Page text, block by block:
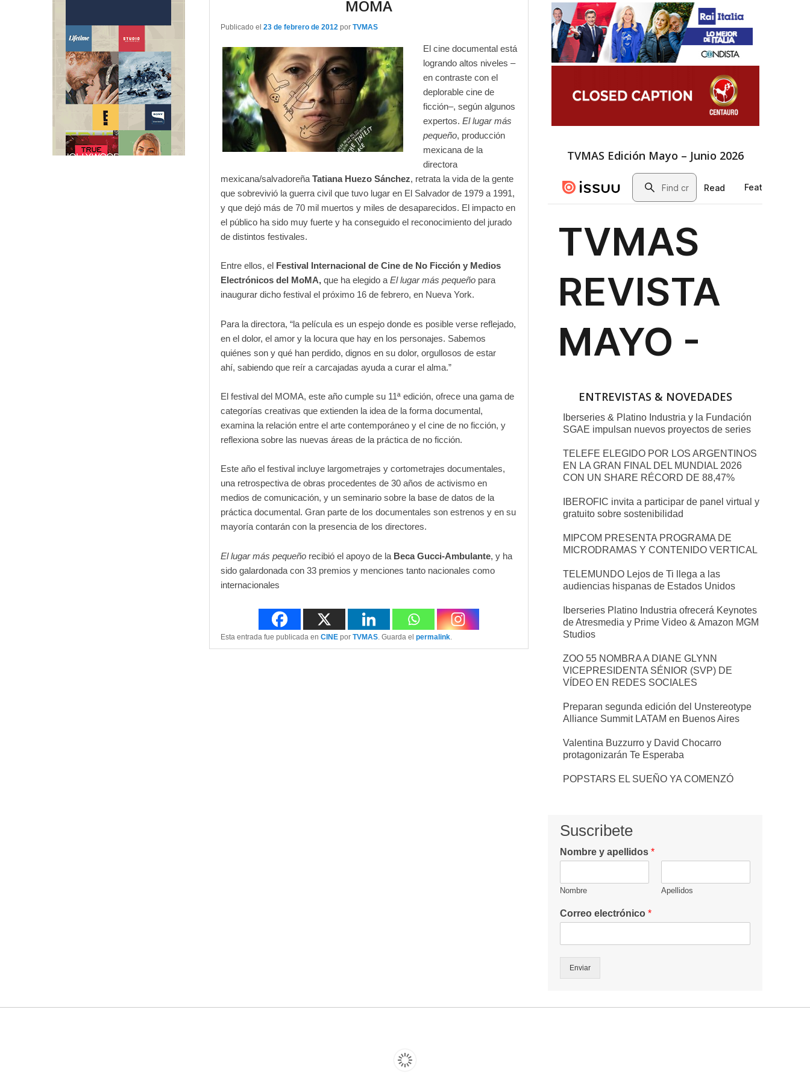
MOMA
Publicado el 23 de febrero de 2012 por TVMAS
El cine documental está
logrando altos niveles –
en contraste con el
deplorable cine de
ficción–, según algunos
expertos. El lugar más
pequeño, producción
mexicana de la
directora
mexicana/salvadoreña Tatiana Huezo Sánchez, retrata la vida de la gente
que sobrevivió la guerra civil que tuvo lugar en El Salvador de 1979 a 1991,
y que dejó más de 70 mil muertos y miles de desaparecidos. El impacto en
el público ha sido muy fuerte y ha conseguido el reconocimiento del jurado
de distintos festivales.
Entre ellos, el Festival Internacional de Cine de No Ficción y Medios
Electrónicos del MoMA, que ha elegido aEl lugar más pequeño para
inaugurar dicho festival el próximo 16 de febrero, en Nueva York.
Para la directora, “la película es un espejo donde es posible verse reflejado,
en el dolor, el amor y la locura que hay en los personajes. Sabemos
quiénes son y qué han perdido, dignos en su dolor, orgullosos de estar
ahí, sabiendo que reír a carcajadas ayuda a curar el alma.”
El festival del MOMA, este año cumple su 11ª edición, ofrece una gama de
categorías creativas que extienden la idea de la forma documental,
examina la relación entre el arte contemporáneo y el cine de no ficción, y
reflexiona sobre las nuevas áreas de la práctica de no ficción.
Este año el festival incluye largometrajes y cortometrajes documentales,
una retrospectiva de obras procedentes de 30 años de activismo en
medios de comunicación, y un seminario sobre la base de datos de la
práctica documental. Gran parte de los documentales son estrenos y en su
mayoría contarán con la presencia de los directores.
El lugar más pequeño recibió el apoyo de la Beca Gucci-Ambulante, y ha
sido galardonada con 33 premios y menciones tanto nacionales como
internacionales
Esta entrada fue publicada en CINE por TVMAS. Guarda el permalink.
TVMAS Edición Mayo – Junio 2026
ENTREVISTAS & NOVEDADES
Iberseries & Platino Industria y la Fundación
SGAE impulsan nuevos proyectos de series
TELEFE ELEGIDO POR LOS ARGENTINOS
EN LA GRAN FINAL DEL MUNDIAL 2026
CON UN SHARE RÉCORD DE 88,47%
IBEROFIC invita a participar de panel virtual y
gratuito sobre sostenibilidad
MIPCOM PRESENTA PROGRAMA DE
MICRODRAMAS Y CONTENIDO VERTICAL
TELEMUNDO Lejos de Ti llega a las
audiencias hispanas de Estados Unidos
Iberseries Platino Industria ofrecerá Keynotes
de Atresmedia y Prime Video & Amazon MGM
Studios
ZOO 55 NOMBRA A DIANE GLYNN
VICEPRESIDENTA SÉNIOR (SVP) DE
VÍDEO EN REDES SOCIALES
Preparan segunda edición del Unstereotype
Alliance Summit LATAM en Buenos Aires
Valentina Buzzurro y David Chocarro
protagonizarán Te Esperaba
POPSTARS EL SUEÑO YA COMENZÓ
Suscribete
Nombre y apellidos *
Nombre Apellidos
Correo electrónico *
Enviar